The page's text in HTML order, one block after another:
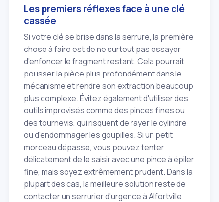
Les premiers réflexes face à une clé
cassée
Si votre clé se brise dans la serrure, la première
chose à faire est de ne surtout pas essayer
d'enfoncer le fragment restant. Cela pourrait
pousser la pièce plus profondément dans le
mécanisme et rendre son extraction beaucoup
plus complexe. Évitez également d'utiliser des
outils improvisés comme des pinces fines ou
des tournevis, qui risquent de rayer le cylindre
ou d'endommager les goupilles. Si un petit
morceau dépasse, vous pouvez tenter
délicatement de le saisir avec une pince à épiler
fine, mais soyez extrêmement prudent. Dans la
plupart des cas, la meilleure solution reste de
contacter un serrurier d'urgence à Alfortville